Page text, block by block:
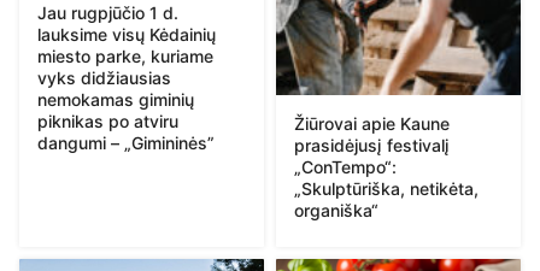
Jau rugpjūčio 1 d.
lauksime visų Kėdainių
miesto parke, kuriame
vyks didžiausias
nemokamas giminių
piknikas po atviru
dangumi – „Gimininės”
Žiūrovai apie Kaune
prasidėjusį festivalį
„ConTempo“:
„Skulptūriška, netikėta,
organiška“